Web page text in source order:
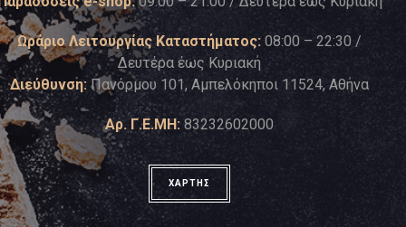
Ωράριο Λειτουργίας Καταστήματος: 08:00 – 22:30 /
Δευτέρα έως Κυριακή
Διεύθυνση: Πανόρμου 101, Αμπελόκηποι 11524, Αθήνα
Αρ. Γ.Ε.ΜΗ: 83232602000
ΧΑΡΤΗΣ